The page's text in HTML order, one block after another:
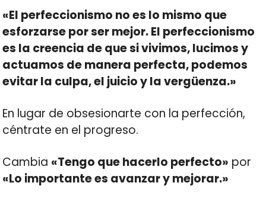
«El perfeccionismo no es lo mismo que
esforzarse por ser mejor. El perfeccionismo
es la creencia de que si vivimos, lucimos y
actuamos de manera perfecta, podemos
evitar la culpa, el juicio y la vergüenza.»
En lugar de obsesionarte con la perfección,
céntrate en el progreso.
Cambia «Tengo que hacerlo perfecto» por
«Lo importante es avanzar y mejorar.»